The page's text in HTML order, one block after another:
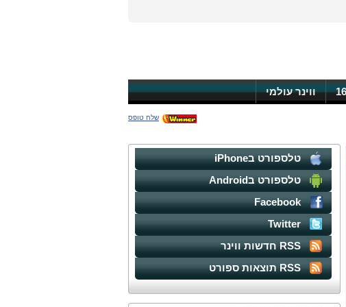
ווינר עולמי
שלח טופס
טלספורט בiPhone
טלספורט בAndroid
Facebook
Twitter
RSS חדשות ווינר
RSS תוצאות ספורט